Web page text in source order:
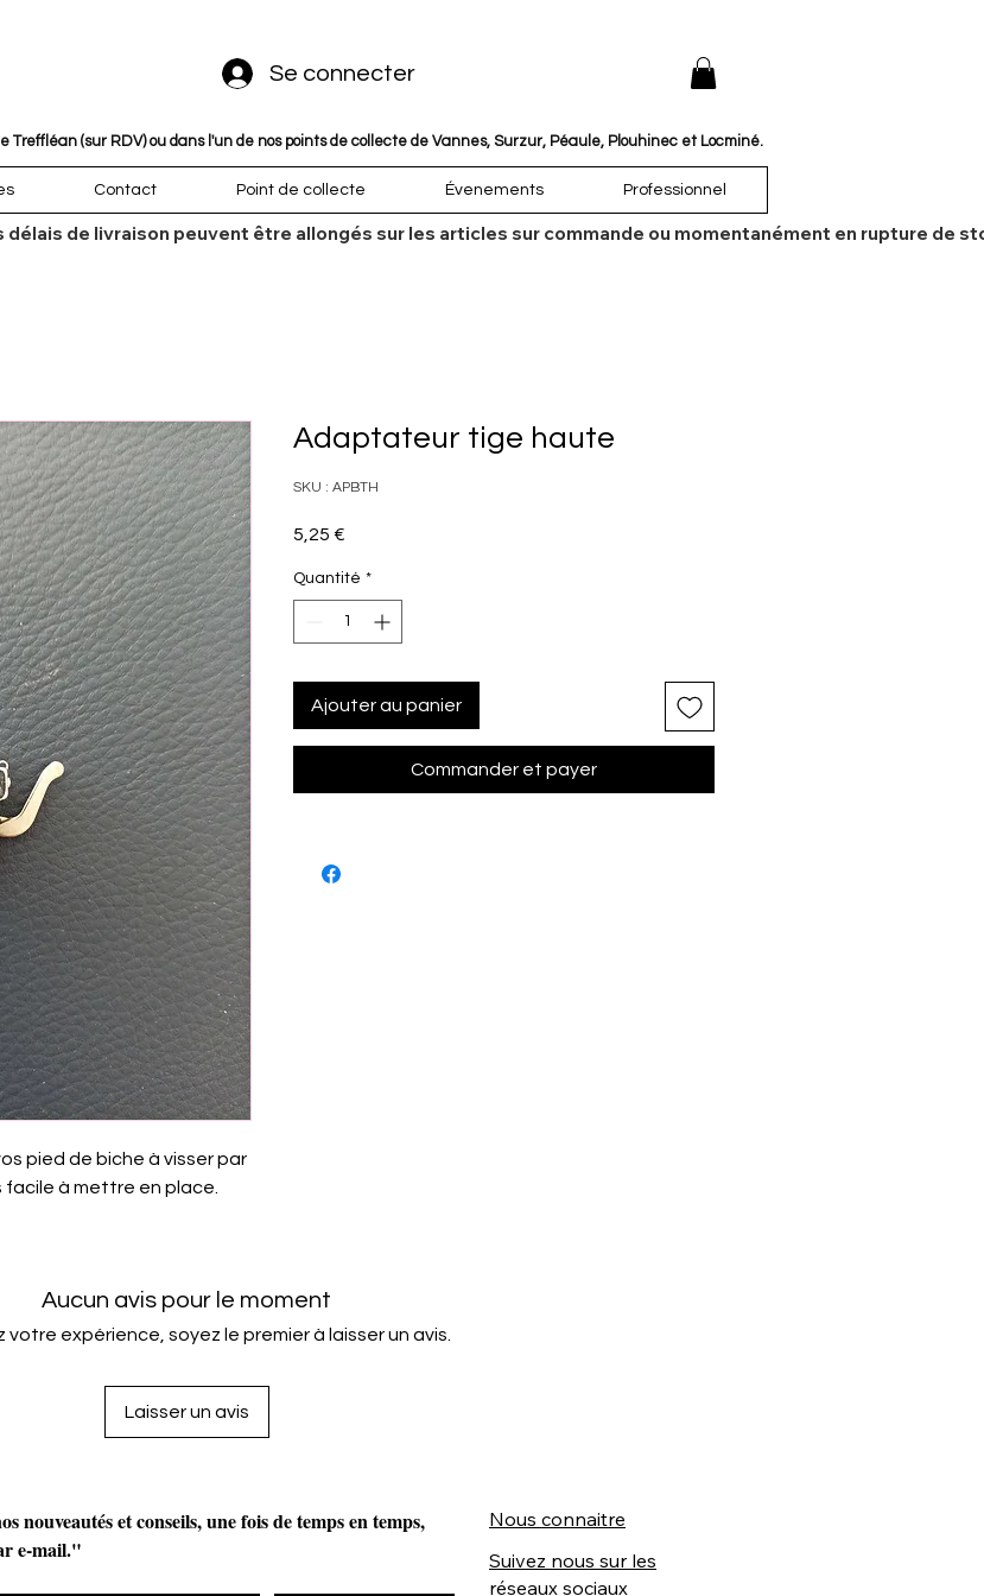
Se connecter
(sur RDV) ou dans l'un de nos points de collecte de Vannes, Surzur, Péaule, Plouhinec et Locminé.
Contact Point de collecte Évenements Professionnel
de livraison peuvent être allongés sur les articles sur commande ou momentanément en rupture de
pied de biche à visser par
à mettre en place.
Adaptateur tige haute
SKU : APBTH
5,25 €
Quantité *
Ajouter au panier
Commander et payer
Aucun avis pour le moment
votre expérience, soyez le premier à laisser un avis.
Laisser un avis
nouveautés et conseils, une fois de temps en temps,
e-mail."
Nous connaitre
Suivez nous sur les
réseaux sociaux